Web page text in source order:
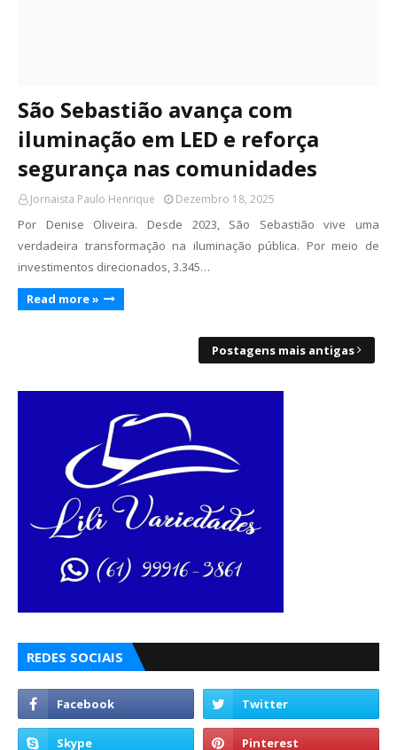
São Sebastião avança com
iluminação em LED e reforça
segurança nas comunidades
Jornaista Paulo Henrique Dezembro 18, 2025
Por Denise Oliveira. Desde 2023, São Sebastião vive uma
verdadeira transformação na iluminação pública. Por meio de
investimentos direcionados, 3.345…
Read more »
Postagens mais antigas
REDES SOCIAIS